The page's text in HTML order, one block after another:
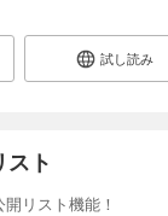
試し読み
ト
リスト機能！